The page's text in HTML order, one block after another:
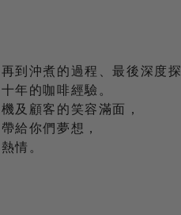
到沖煮的過程、最後深度探
年的咖啡經驗。
及顧客的笑容滿面，
給你們夢想，
情。